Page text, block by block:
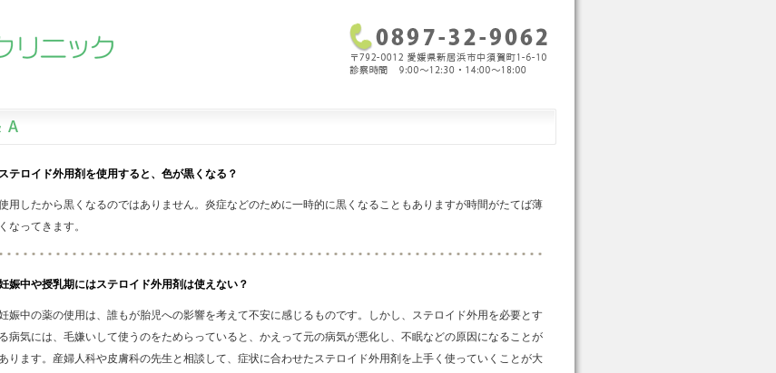
ステロイド外用剤を使用すると、色が黒くなる？
用したから黒くなるのではありません。炎症などのために一時的に黒くなることもありますが時間がたてば薄
くなってきます。
娠中や授乳期にはステロイド外用剤は使えない？
娠中の薬の使用は、誰もが胎児への影響を考えて不安に感じるものです。しかし、ステロイド外用を必要とす
る病気には、毛嫌いして使うのをためらっていると、かえって元の病気が悪化し、不眠などの原因になることが
ります。産婦人科や皮膚科の先生と相談して、症状に合わせたステロイド外用剤を上手く使っていくことが大